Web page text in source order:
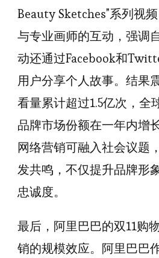
Beauty Sketches"系列视
与专业画师的互动，强调
动还通过Facebook和
用户分享个人故事。结果
看量累计超过1.5亿次，全
品牌市场份额在一年内增
网络营销可融入社会议题
发共鸣，不仅提升品牌形
忠诚度。
最后，阿里巴巴的双11购
销的规模效应。阿里巴巴